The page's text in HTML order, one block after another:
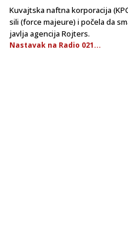
Kuvajtska naftna korporacija
sili (force majeure) i počela da
javlja agencija Rojters.
Nastavak na Radio 021...